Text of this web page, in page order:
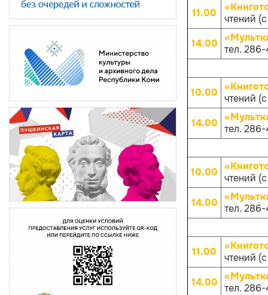
11.00
чтений
14.00 тел.
10.00 чтений
14.00 тел.
10.00 чтений
14.00 тел.
11.00
чтений
14.00 тел.